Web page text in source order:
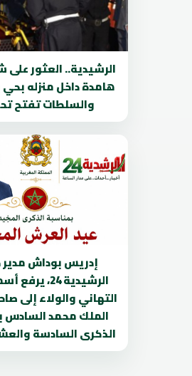
الرشيدية.. العثور
هامدة داخل منزله بحي
والسلطات تفتح
إدريس بوداش مدير
الرشيدية 24،
التهاني والولاء إلى
الملك محمد السادس
الذكرى السادسة